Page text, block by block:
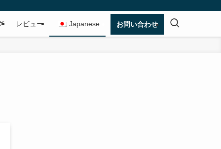
レビュー Japanese お問い合わせ